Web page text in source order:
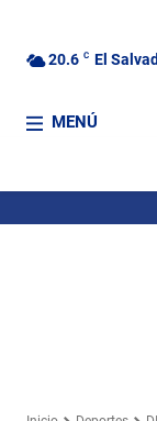
20.6 C El
MENÚ